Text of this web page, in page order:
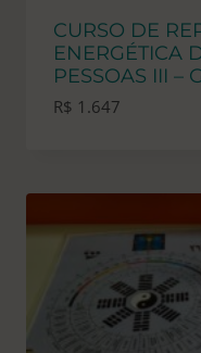
CURSO DE
ENERGÉTICA
PESSOAS III –
R$ 1.647